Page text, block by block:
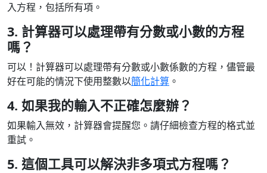
入方程，包括所有項。
3. 計算器可以處理帶有分數或小數的方程
嗎？
可以！計算器可以處理帶有分數或小數係數的方程，儘管最
好在可能的情況下使用整數以簡化計算 。
4. 如果我的輸入不正確怎麼辦？
如果輸入無效，計算器會提醒您。請仔細檢查方程的格式並
重試。
5. 這個工具可以解決非多項式方程嗎？